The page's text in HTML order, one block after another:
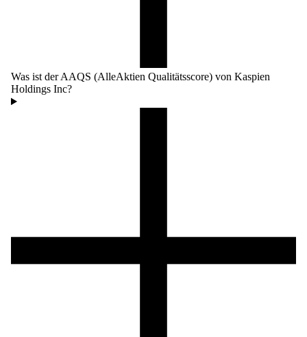
Was ist der AAQS (AlleAktien Qualitätsscore) von Kaspien
Holdings Inc?